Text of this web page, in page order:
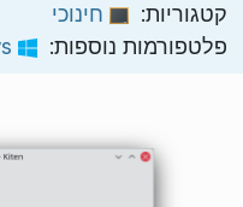
קטגוריות:
חינוכי
פלטפורמות נוספות: